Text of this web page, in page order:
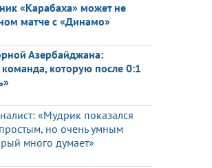
«Карабаха» может не
матче с «Динамо»
Азербайджана:
которую после 0:1
«Мудрик показался
но очень умным
много думает»